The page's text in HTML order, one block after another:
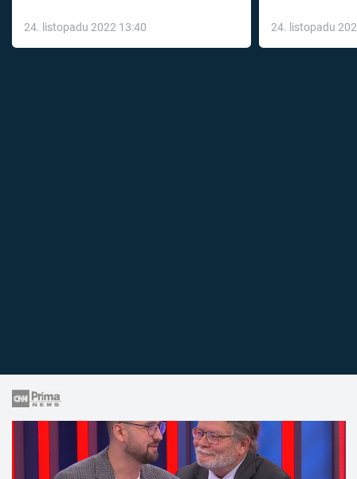
24. listopadu 2022 13:40
léky
24. listopadu